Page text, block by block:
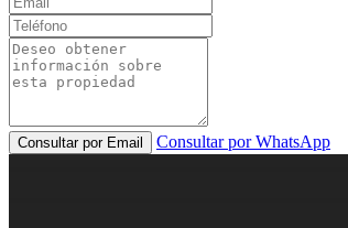
Consultar por Email Consultar por WhatsApp